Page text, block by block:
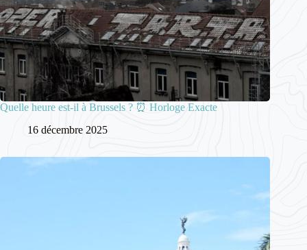
Quelle heure est-il à Brussels ? ⏰ Horloge Exacte
16 décembre 2025